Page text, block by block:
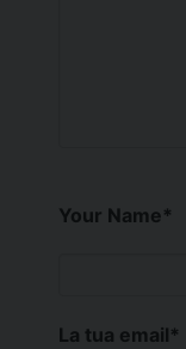
Your Name*
La tua email*